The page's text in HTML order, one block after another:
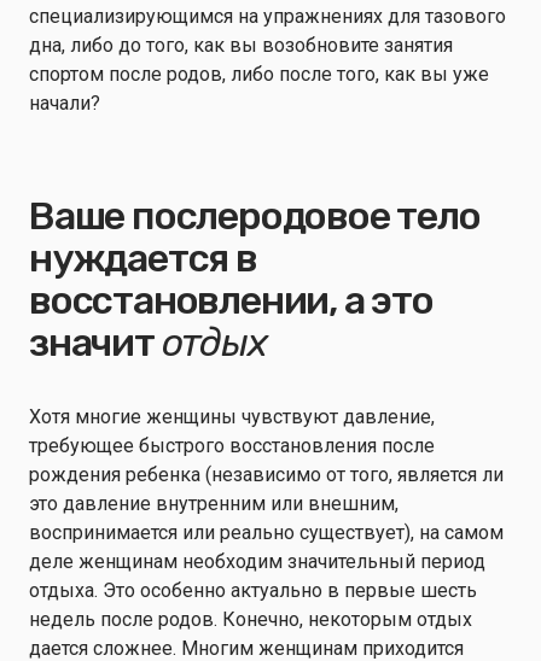
специализирующимся на упражнениях для тазового
дна, либо до того, как вы возобновите занятия
спортом после родов, либо после того, как вы уже
начали?
Ваше послеродовое тело
нуждается в
восстановлении, а это
значитотдых
Хотя многие женщины чувствуют давление,
требующее быстрого восстановления после
рождения ребенка (независимо от того, является ли
это давление внутренним или внешним,
воспринимается или реально существует), на самом
деле женщинам необходим значительный период
отдыха. Это особенно актуально в первые шесть
недель после родов. Конечно, некоторым отдых
дается сложнее. Многим женщинам приходится